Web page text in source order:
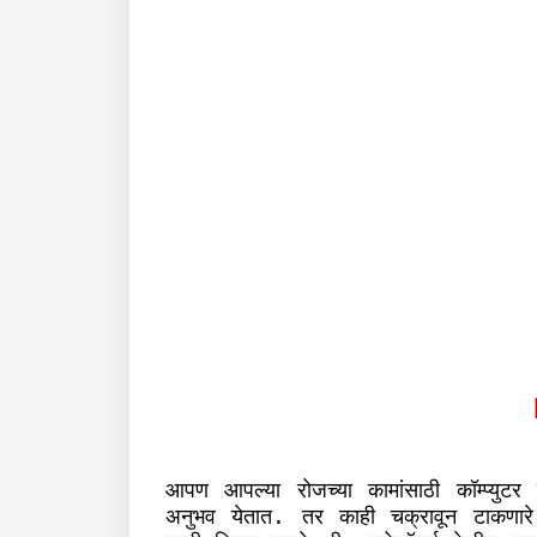
आपण आपल्या रोजच्या कामांसाठी
कॉम्प्युटर
अनुभव
येतात.तर काही चक्रावून
टाकणारे